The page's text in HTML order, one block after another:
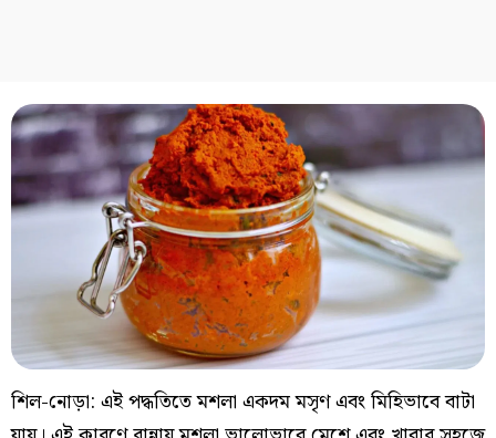
শিল-নোড়া: এই পদ্ধতিতে মশলা একদম মসৃণ এবং মিহিভাবে বাটা